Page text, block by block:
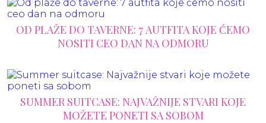
OD PLAŽE DO TAVERNE: 7 AUTFITA KOJE ĆEMO
NOSITI CEO DAN NA ODMORU
SUMMER SUITCASE: NAJVAŽNIJE STVARI KOJE
MOŽETE PONETI SA SOBOM